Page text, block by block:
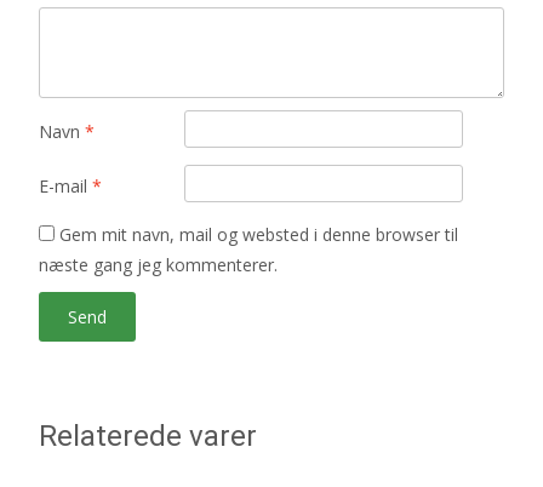
Navn *
E-mail *
Gem mit navn, mail og websted i denne browser til
næste gang jeg kommenterer.
Relaterede varer